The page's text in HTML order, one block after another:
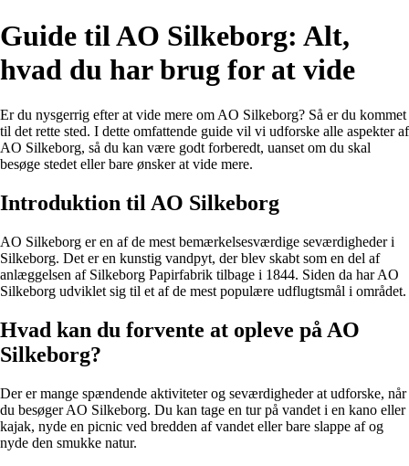
Guide til AO Silkeborg: Alt,
hvad du har brug for at vide
Er du nysgerrig efter at vide mere om AO Silkeborg? Så er du kommet
til det rette sted. I dette omfattende guide vil vi udforske alle aspekter af
AO Silkeborg, så du kan være godt forberedt, uanset om du skal
besøge stedet eller bare ønsker at vide mere.
Introduktion til AO Silkeborg
AO Silkeborg er en af de mest bemærkelsesværdige seværdigheder i
Silkeborg. Det er en kunstig vandpyt, der blev skabt som en del af
anlæggelsen af Silkeborg Papirfabrik tilbage i 1844. Siden da har AO
Silkeborg udviklet sig til et af de mest populære udflugtsmål i området.
Hvad kan du forvente at opleve på AO
Silkeborg?
Der er mange spændende aktiviteter og seværdigheder at udforske, når
du besøger AO Silkeborg. Du kan tage en tur på vandet i en kano eller
kajak, nyde en picnic ved bredden af vandet eller bare slappe af og
nyde den smukke natur.